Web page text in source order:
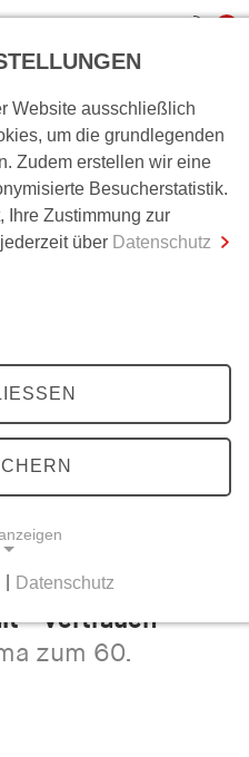
0,00 €
Zur Kasse
Bude / Bernd
- Vertrauen
zum 60.
Website ausschließlich
um die grundlegenden
Zudem erstellen wir eine
Besucherstatistik.
Ihre Zustimmung zur
über Datenschutz
dabei, eine Webseite
sie Grundfunktionen
Zugriff auf sichere
nicht richtig
Datenschutz